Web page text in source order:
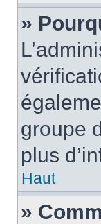
»
groupe
plus
Haut
»